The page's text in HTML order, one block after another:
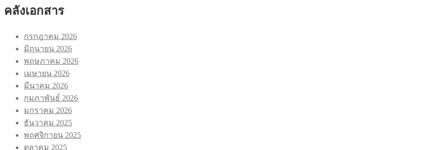
คลังเอกสาร
กรกฎาคม 2026
มิถุนายน 2026
พฤษภาคม 2026
เมษายน 2026
มีนาคม 2026
กุมภาพันธ์ 2026
มกราคม 2026
ธันวาคม 2025
พฤศจิกายน 2025
ตุลาคม 2025